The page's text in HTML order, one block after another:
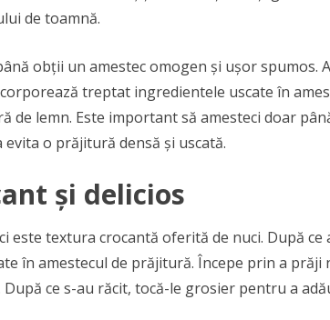
de toamnă.
obții un amestec omogen și ușor spumos.
treptat ingredientele uscate în
de lemn. Este important să amesteci doar
o prăjitură densă și uscată.
și delicios
este textura crocantă oferită de nuci. După
în amestecul de prăjitură. Începe prin a prăji
ce s-au răcit, tocă-le grosier pentru a